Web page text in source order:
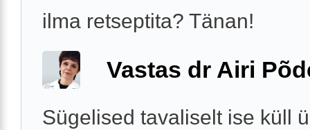
ilma retseptita? Tänan!
Vastas dr Airi
Sügelised tavaliselt ise küll